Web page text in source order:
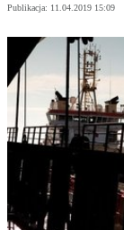
Publikacja: 11.04.2019 15:09